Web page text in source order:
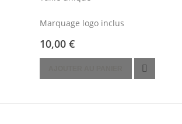
sur
la
page
Marquage logo inclus
10,00 €